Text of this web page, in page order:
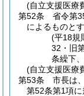
(自立支援医療
第52条
省令第
によるものとす
(平18規
32・旧
条繰下
(自立支援医療
第53条
市長は
第52条第1項に